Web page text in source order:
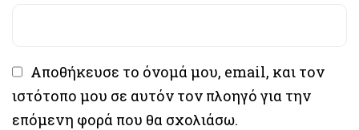
Αποθήκευσε το όνομά μου, email, και τον
ιστότοπο μου σε αυτόν τον πλοηγό για την
επόμενη φορά που θα σχολιάσω.